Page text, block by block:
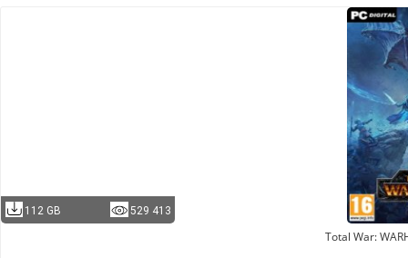
112 GB 529 413
Total War: